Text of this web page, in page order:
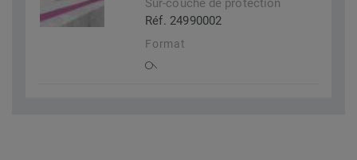
Sur-couche de protection
Réf. 24990002
Format